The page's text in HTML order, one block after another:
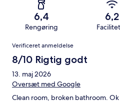
6,4
Rengøring
6,2
Anmeldelser
Verificeret anmeldelse
8/10 Rigtig godt
13. maj 2026
Oversæt med Google
Clean room, broken bathroom.